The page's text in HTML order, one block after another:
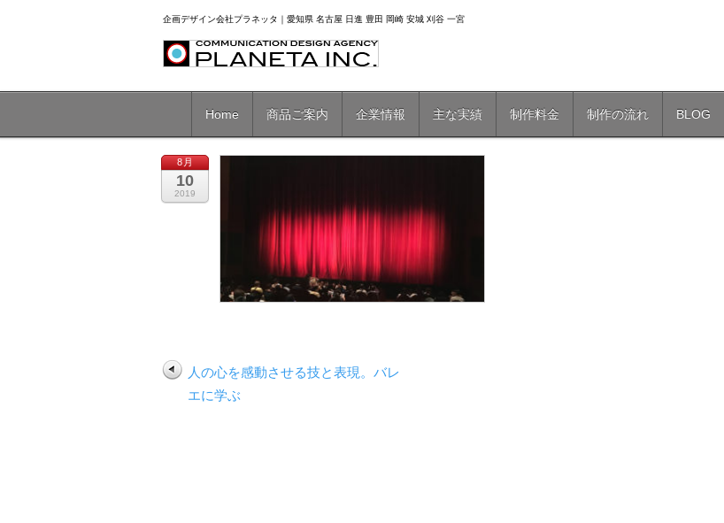
企画デザイン会社プラネッタ｜愛知県 名古屋 日進 豊田 岡崎 安城 刈谷 一宮
Home 商品ご案内 企業情報 主な実績 制作料金 制作の流れ BLOG
8月
10
2019
人の心を感動させる技と表現。バレ
エに学ぶ